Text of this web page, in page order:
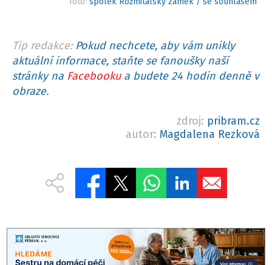
Tip redakce: Pokud nechcete, aby vám unikly
aktuální informace, staňte se fanoušky naší
stránky na Facebookua budete 24 hodin denně v
obraze.
zdroj: pribram.cz
autor: Magdalena Rezková